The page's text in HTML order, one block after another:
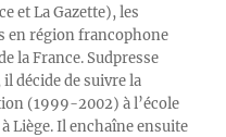
et La Gazette), les
en région francophone
la France. Sudpresse
décide de suivre la
(1999-2002) à l’école
Liège. Il enchaîne ensuite